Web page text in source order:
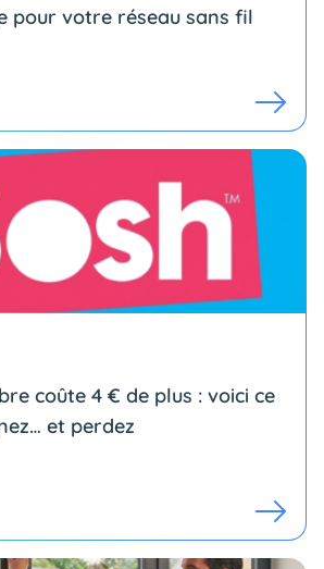
pour votre réseau sans fil
coûte 4 € de plus : voici ce
et perdez